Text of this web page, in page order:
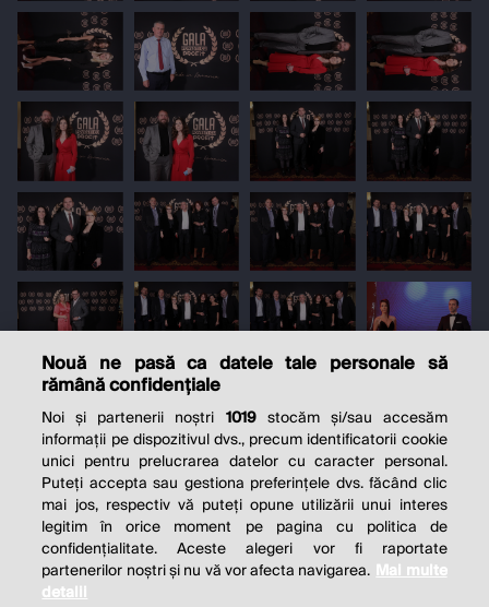
Nouă ne pasă ca datele tale personale să
rămână confidențiale
Noi și partenerii noștri 1019stocăm și/sau accesăm
informații pe dispozitivul dvs., precum identificatorii cookie
unici pentru prelucrarea datelor cu caracter personal.
Puteți accepta sau gestiona preferințele dvs. făcând clic
mai jos, respectiv vă puteți opune utilizării unui interes
legitim în orice moment pe pagina cu politica de
confidențialitate. Aceste alegeri vor fi raportate
partenerilor noștri și nu vă vor afecta navigarea. Mai multe
detalii